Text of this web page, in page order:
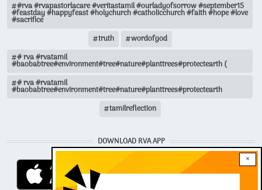
×
#rva #rvapastorlacare #veritastamil #ourladyofsorrow #september15
#feastday #happyfeast #holychurch #catholicchurch #faith #hope #love
#sacrifice
truth
wordofgod
# rva #rvatamil
#baobabtree#environment#tree#nature#planttrees#protectearth (
# rva #rvatamil
#baobabtree#environment#tree#nature#planttrees#protectearth
tamilreflection
DOWNLOAD RVA APP